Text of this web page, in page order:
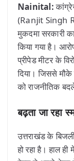
Nainital:
(Ranjit Singh
मुकदमा सरकारी
किया गया है।
प्रीपेड मीटर के
दिया। जिससे मौके
को राजनीतिक
बढ़ता जा रहा
उत्तराखंड के
हो रहा है। हाल